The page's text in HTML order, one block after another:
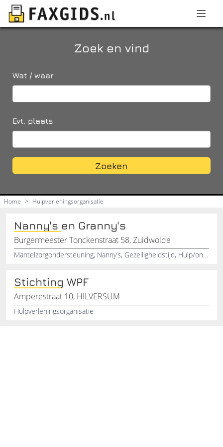
Zoek en vind
Wat / waar
Evt. plaats
Zoeken
Home > Hulpverleningsorganisatie
Nanny's en Granny's
Burgermeester Tonckenstraat 58, Zuidwolde
Mantelzorgondersteuning, Nanny’s, Gezelligheidstijd, Hulp/ondersteuning bij verjaardag, Huishoudelijke hulp, Oppas huren, Oppas inhuren, Oppas nacht inhuren, Oppas inhuren weekend, Nanny inhuren
Stichting WPF
Amperestraat 10, HILVERSUM
Hulpverleningsorganisatie